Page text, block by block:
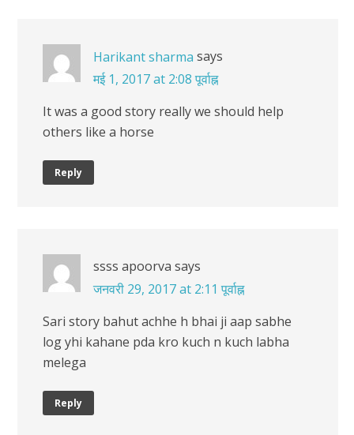
Harikant sharma says
मई 1, 2017 at 2:08 पूर्वाह्न
It was a good story really we should help
others like a horse
Reply
ssss apoorva says
जनवरी 29, 2017 at 2:11 पूर्वाह्न
Sari story bahut achhe h bhai ji aap sabhe
log yhi kahane pda kro kuch n kuch labha
melega
Reply